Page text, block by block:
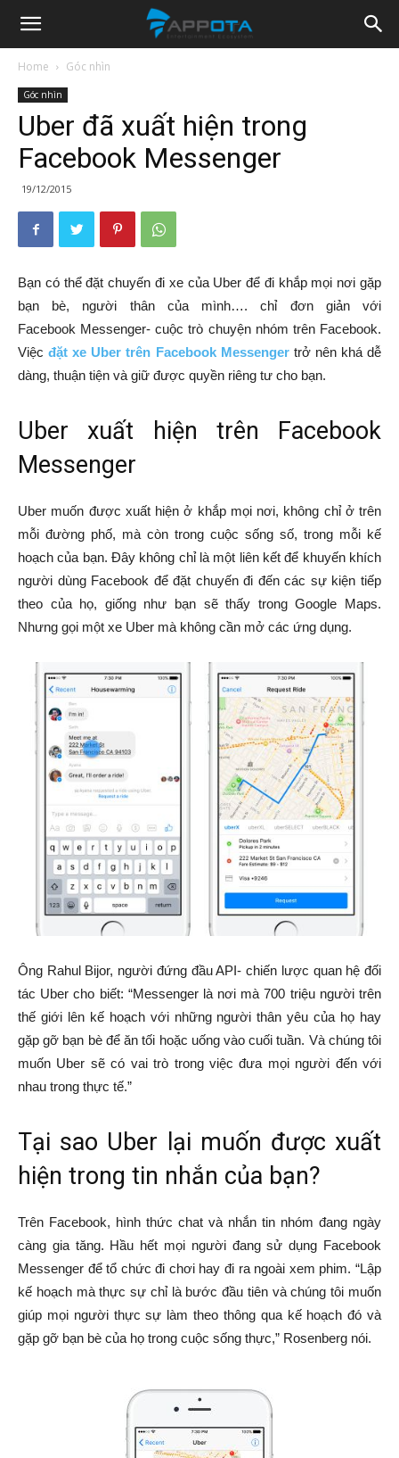
Appota
News
Home Góc nhìn
Góc nhìn
Uber đã xuất hiện trong
Facebook Messenger
19/12/2015
Bạn có thể đặt chuyến đi xe của Uber để đi khắp mọi nơi gặp
bạn bè, người thân của mình…. chỉ đơn giản với
Facebook Messenger- cuộc trò chuyện nhóm trên Facebook.
Việcđặt xe Uber trên Facebook Messengertrở nên khá dễ
dàng, thuận tiện và giữ được quyền riêng tư cho bạn.
Uber xuất hiện trên Facebook
Messenger
Uber muốn được xuất hiện ở khắp mọi nơi, không chỉ ở trên
mỗi đường phố, mà còn trong cuộc sống số, trong mỗi kế
hoạch của bạn. Đây không chỉ là một liên kết để khuyến khích
người dùng Facebook để đặt chuyến đi đến các sự kiện tiếp
theo của họ, giống như bạn sẽ thấy trong Google Maps.
Nhưng gọi một xe Uber mà không cần mở các ứng dụng.
Ông Rahul Bijor, người đứng đầu API- chiến lược quan hệ đối
tác Uber cho biết: “Messenger là nơi mà 700 triệu người trên
thế giới lên kế hoạch với những người thân yêu của họ hay
gặp gỡ bạn bè để ăn tối hoặc uống vào cuối tuần. Và chúng tôi
muốn Uber sẽ có vai trò trong việc đưa mọi người đến với
nhau trong thực tế.”
Tại sao Uber lại muốn được xuất
hiện trong tin nhắn của bạn?
Trên Facebook, hình thức chat và nhắn tin nhóm đang ngày
càng gia tăng. Hầu hết mọi người đang sử dụng Facebook
Messenger để tổ chức đi chơi hay đi ra ngoài xem phim. “Lập
kế hoạch mà thực sự chỉ là bước đầu tiên và chúng tôi muốn
giúp mọi người thực sự làm theo thông qua kế hoạch đó và
gặp gỡ bạn bè của họ trong cuộc sống thực,” Rosenberg nói.